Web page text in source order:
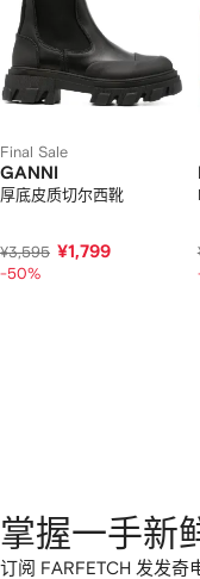
Final Sale
GANNI
厚底皮质切尔西靴
¥3,595 ¥1,799
-50%
掌握一手新
订阅 FARFETCH 发发奇